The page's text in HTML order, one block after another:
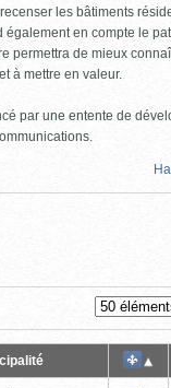
les bâtiments
également en compte le
permettra de mieux
à mettre en valeur.
par une entente de